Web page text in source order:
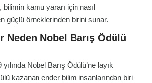
bilimin kamu yararı için nasıl
güçlü örneklerinden birini sunar.
Neden Nobel Barış Ödülü
Nobel Barış Ödülü’ne layık
kazanan ender bilim insanlarından biri